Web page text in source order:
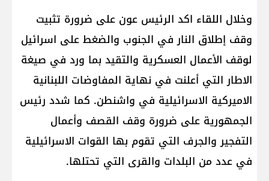
وخلال اللقاء اكد الرئيس عون على ضرورة تثبيت
وقف إطلاق النار في الجنوب والضغط على اسرائيل
لوقف الأعمال العسكرية والتقيد بما ورد في صيغة
الاطار التي أعلنت في نهاية المفاوضات اللبنانية
الاميركية الاسرائيلية في واشنطن. كما شدد رئيس
الجمهورية على ضرورة وقف القصف وأعمال
التفجير والجرف التي تقوم بها القوات الاسرائيلية
في عدد من البلدات والقرى التي تحتلها.